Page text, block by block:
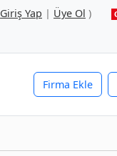
Giriş Yap | Üye Ol )
Firma Ekle